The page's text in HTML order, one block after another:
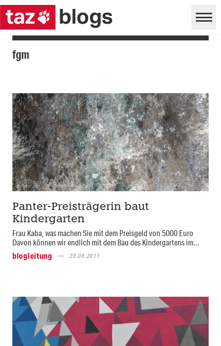
fgm
Panter-Preisträgerin baut
Kindergarten
Frau Kaba, was machen Sie mit dem Preisgeld von 5000 Euro
Davon können wir endlich mit dem Bau des Kindergartens im...
blogleitung
20.09.2011